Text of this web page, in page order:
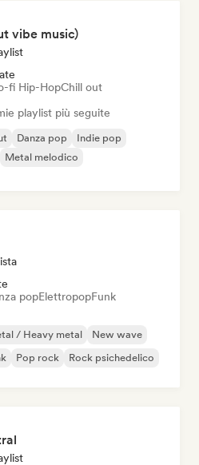
vibe music)
fi Hip-HopChill out
playlist più seguite
Danza pop
Indie pop
Metal melodico
popElettropopFunk
/ Heavy metal
New wave
Pop rock Rock psichedelico